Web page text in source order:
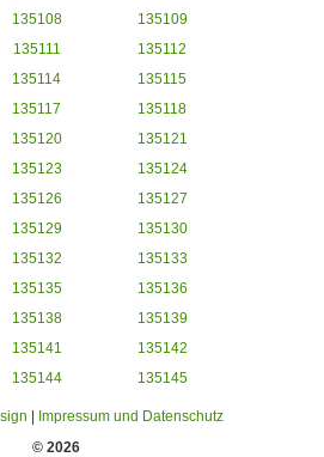
135108
135109
135111
135112
135114
135115
135117
135118
135120
135121
135123
135124
135126
135127
135129
135130
135132
135133
135135
135136
135138
135139
135141
135142
135144 135145
Impressum und Datenschutz
© 2026